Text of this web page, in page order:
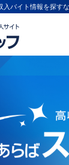
入バイト情報を探す